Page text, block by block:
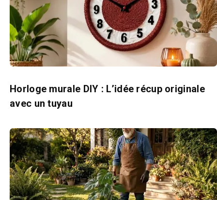
Horloge murale DIY : L’idée récup originale
avec un tuyau